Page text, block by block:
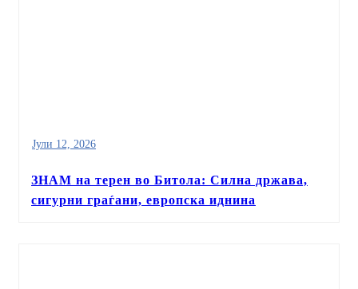
Јули 12, 2026
ЗНАМ на терен во Битола: Силна држава,
сигурни граѓани, европска иднина